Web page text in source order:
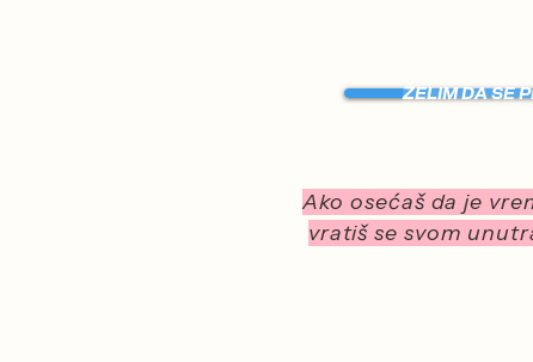
Ako osećaš da je
vratiš se svom
ŽELIM DA SE